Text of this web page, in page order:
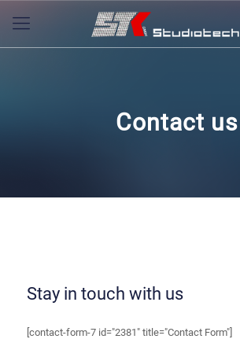
Contact us
Stay in touch with us
[contact-form-7 id="2381" title="Contact Form"]